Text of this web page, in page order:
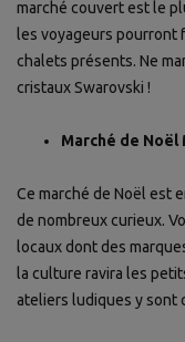
marché couvert est le
les voyageurs pourront
chalets présents. Ne
cristaux Swarovski !
Marché de
Ce marché de Noël est
de nombreux curieux.
locaux dont des
la culture ravira les
ateliers ludiques y sont